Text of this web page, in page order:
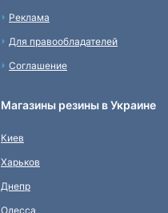
Реклама
Для правообладателей
Соглашение
Магазины резины в Украине
Киев
Харьков
Днепр
Одесса